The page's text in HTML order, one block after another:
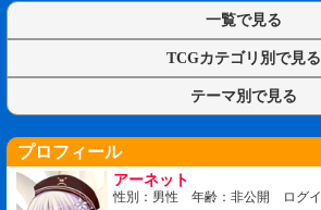
一覧で見る
TCGカテゴリ別で見る
テーマ別で見る
プロフィール
アーネット
性別：男性 年齢：非公開 ログイ